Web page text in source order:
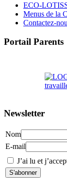
ECO-
Menus de la
Contactez-
Portail Parents
Newsletter
Nom
E-mail
J’ai lu et